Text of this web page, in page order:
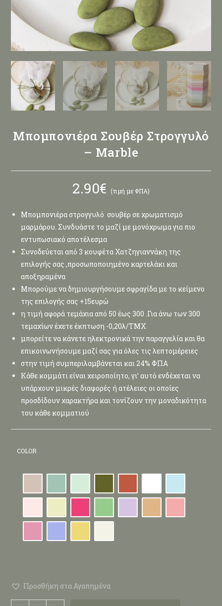
Μπομπονιέρα Σουβέρ Στρογγυλό
– Marble
2.90€ (τιμή με ΦΠΑ)
Μπομπονιέρα στρογγυλό σουβέρ σε χρωματισμό
μαρμάρου. Συνδυάστε το μαζί με μονόχρωμα για πιο
εντυπωσιακό αποτέλεσμα
Συνοδεύεται από 3 κουφέτα Χατζηγιαννάκη της
επιλογής σας ,προσωποποιημένο καρτελάκι και
αποξηραμένα
Μπορούμε να δημιουργήσουμε σφραγίδα με το κείμενο
της επιλογής σας +15ευρώ
η τιμή αφορά τεμάχια από 50 έως 300 .Για άνω των 300
τεμαχίων έχετε έκπτωση -0,20λ/ΤΜΧ
μπορείτε να κάνετε ηλεκτρονικά την παραγγελία και θα
επικοινωνήσουμε μαζί σας για όλες τις λεπτομέρειες
στην τιμή συμπεριλαμβάνεται και 24% ΦΠΑ
Κάθε κομμάτι είναι χειροποίητο, γι’ αυτό ενδέχεται να
υπάρχουν μικρές διαφορές ή ατέλειες οι οποίες
προσδίδουν χαρακτήρα και τονίζουν την μοναδικότητα
του κάθε κομματιού
COLOR
Προσθήκη στα Αγαπημένα